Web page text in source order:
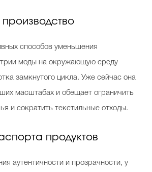
способов уменьшения
моды на окружающую среду
замкнутого цикла. Уже сейчас она
масштабах и обещает ограничить
и сократить текстильные отходы.
продуктов
аутентичности и прозрачности, у